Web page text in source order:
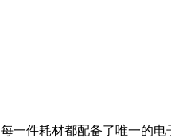
每一件耗材都配备了唯一的